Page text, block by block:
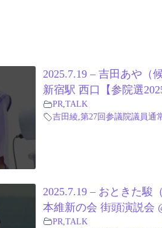
2025.7.19 – 吉田あや（
新宿駅 西口【参院選
PR TALK
吉田綾 第27回参議院議員通
2025.7.19 – おときた駿
本維新の会 街頭演説会
PR TALK